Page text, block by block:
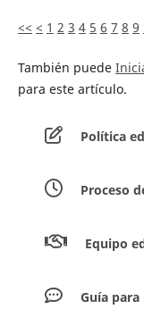
<< < 1 2 3 4 5 6 7 8 9
También puede
para este artículo.
Política
Proceso
Equipo
Guía